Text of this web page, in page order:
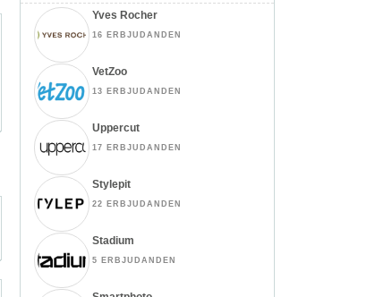
Yves Rocher
16 ERBJUDANDEN
VetZoo
13 ERBJUDANDEN
Uppercut
17 ERBJUDANDEN
Stylepit
22 ERBJUDANDEN
Stadium
5 ERBJUDANDEN